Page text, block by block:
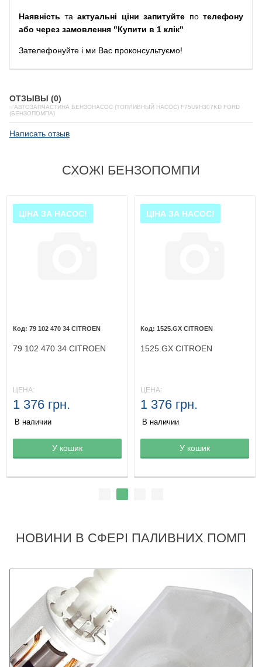
Наявність та актуальні ціни запитуйте по телефону
або через замовлення "Купити в 1 клік"
Зателефонуйте і ми Вас проконсультуємо!
ОТЗЫВЫ (0)
✅АВТОЗАПЧАСТИНА БЕНЗОНАСОС (ТОПЛИВНЫЙ НАСОС) F75U9H307KD FORD
(БЕНЗОПОМПА)
Написать отзыв
СХОЖІ БЕНЗОПОМПИ
Товар в корзине
ЦІНА ЗА НАСОС!
79 102 470 34 CITROEN
79 102 470 34 CITROEN
ЦЕНА:
1 376 грн.
В наличии
У кошик Товар в корзине
ЦІНА ЗА НАСОС!
1525.GX CITROEN
1525.GX CITROEN
ЦЕНА:
1 376 грн.
В наличии
У кошик
НОВИНИ В СФЕРІ ПАЛИВНИХ ПОМП